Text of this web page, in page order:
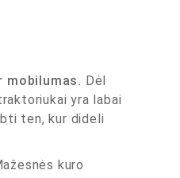
mobilumas. Dėl
yra labai
ten, kur dideli
kuro